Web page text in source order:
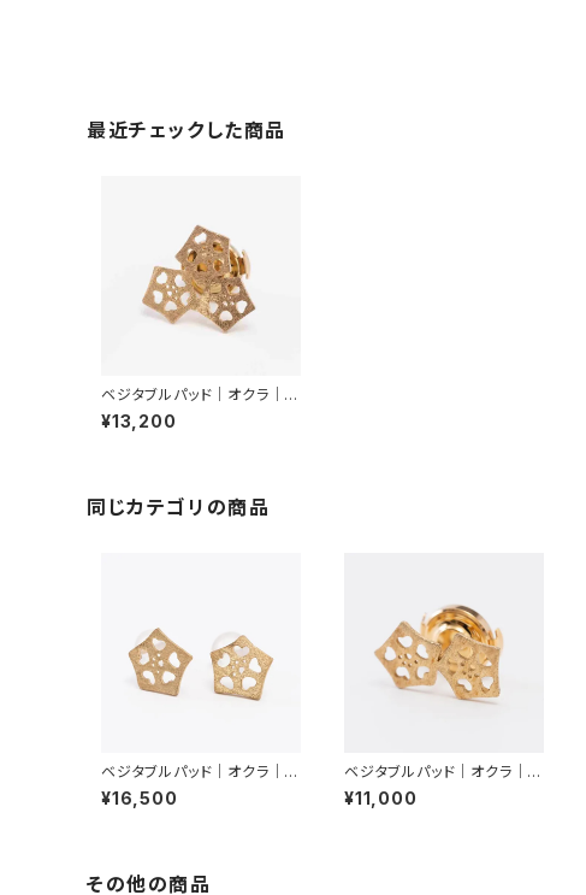
最近チェックした商品
ベジタブルパッド｜オクラ｜ピ
ンブローチ（３輪）
¥13,200
同じカテゴリの商品
ベジタブルパッド｜オクラ｜ピ
アス
¥16,500
ベジタブルパッド｜オクラ｜ピ
ンブローチ（２輪）
¥11,000
その他の商品